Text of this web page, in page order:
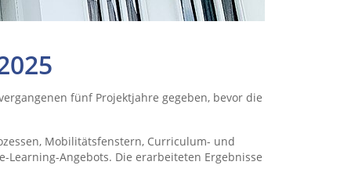
fünf Projektjahre gegeben, bevor die
Mobilitätsfenstern, Curriculum- und
Learning-Angebots. Die erarbeiteten Ergebnisse